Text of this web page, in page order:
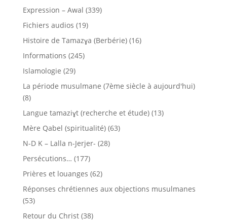
Expression – Awal (339)
Fichiers audios (19)
Histoire de Tamazɣa (Berbérie)(16)
Informations (245)
Islamologie (29)
La période musulmane (7ème siècle à aujourd'hui)
(8)
Langue tamaziɣt (recherche et étude)(13)
Mère Qabel (spiritualité)(63)
N-D K – Lalla n-Jerjer- (28)
Persécutions… (177)
Prières et louanges (62)
Réponses chrétiennes aux objections musulmanes
(53)
Retour du Christ(38)